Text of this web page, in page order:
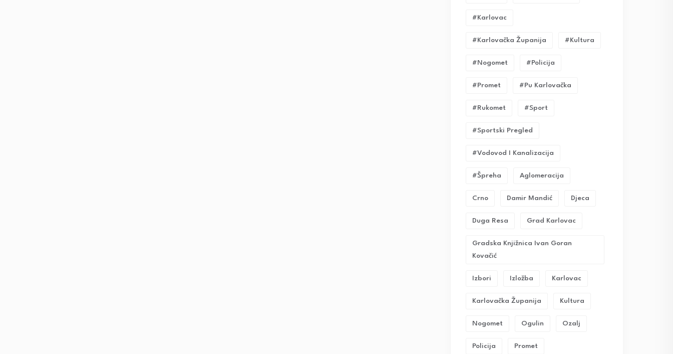
#karlovac
#karlovačka Županija #kultura
#nogomet #policija
#promet #pu Karlovačka
#rukomet #sport
#sportski Pregled
#vodovod I Kanalizacija
#Špreha Aglomeracija
Crno Damir Mandić Djeca
Duga Resa Grad Karlovac
Gradska Knjižnica Ivan Goran
Kovačić
Izbori Izložba Karlovac
Karlovačka Županija Kultura
Nogomet Ogulin Ozalj
Policija Promet